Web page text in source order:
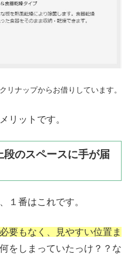
リナップからお借りしています。
リットです。
のスペースに手が届
１番はこれです。
要もなく、見やすい位置ま
をしまっていたっけ？？な